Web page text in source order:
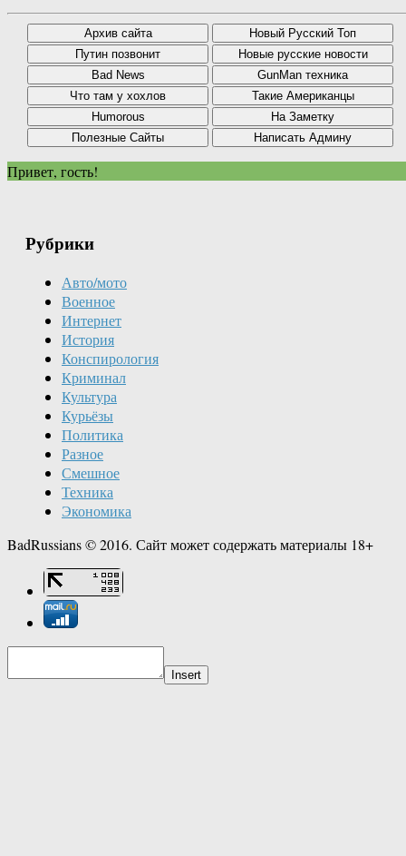
Привет, гость!
Рубрики
Авто/мото
Военное
Интернет
История
Конспирология
Криминал
Культура
Курьёзы
Политика
Разное
Смешное
Техника
Экономика
BadRussians © 2016. Сайт может содержать материалы 18+
Insert